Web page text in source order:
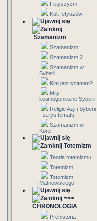
Fetyszyzm
Kult fetyszów
Szamanizm
Szamanizm
Szamanizm 2
Szamanizm w
Syberii
Kim jest szaman?
Mity
kosmogoniczne Syberii
Religie Azji i Syberii
- zarys tematu
Szamanizm w
Korei
Totemizm
Teoria totemizmu
Totemizm
Totemizm
Malinowskiego
=>>
CHRONOLOGIA
Prehistoria